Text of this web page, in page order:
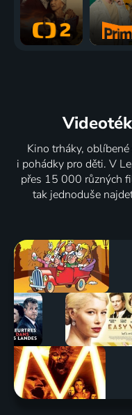
Kino trháky,
i pohádky pro děti. V
přes 15 000 různých
tak jednoduše